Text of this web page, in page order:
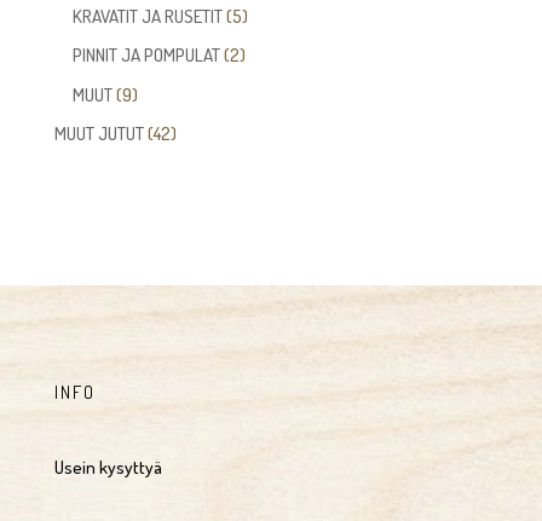
KRAVATIT JA RUSETIT 55
tuotetta
PINNIT JA POMPULAT 22
MUUT 99
tuotetta
MUUT JUTUT 4242
INFO
Usein kysyttyä